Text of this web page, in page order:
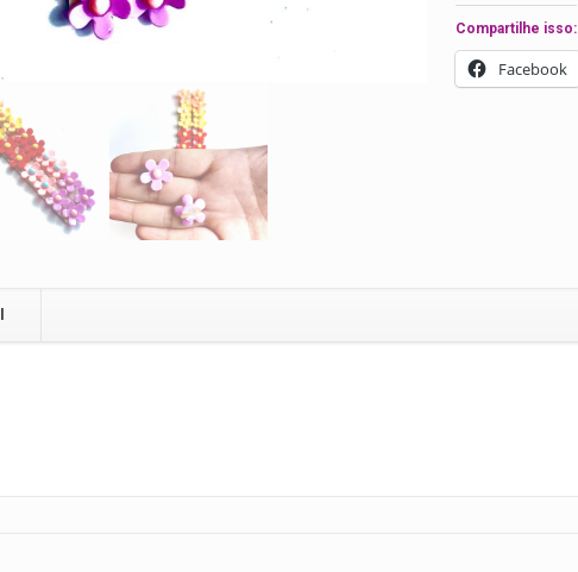
quantidade
Compartilhe isso:
Facebook